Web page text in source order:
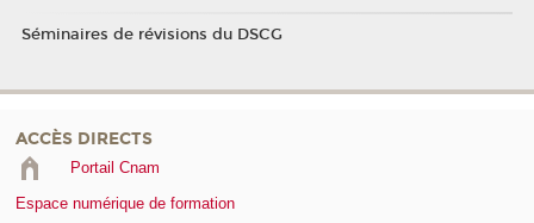
Séminaires de révisions du DSCG
ACCÈS DIRECTS
Portail Cnam
Espace numérique de formation